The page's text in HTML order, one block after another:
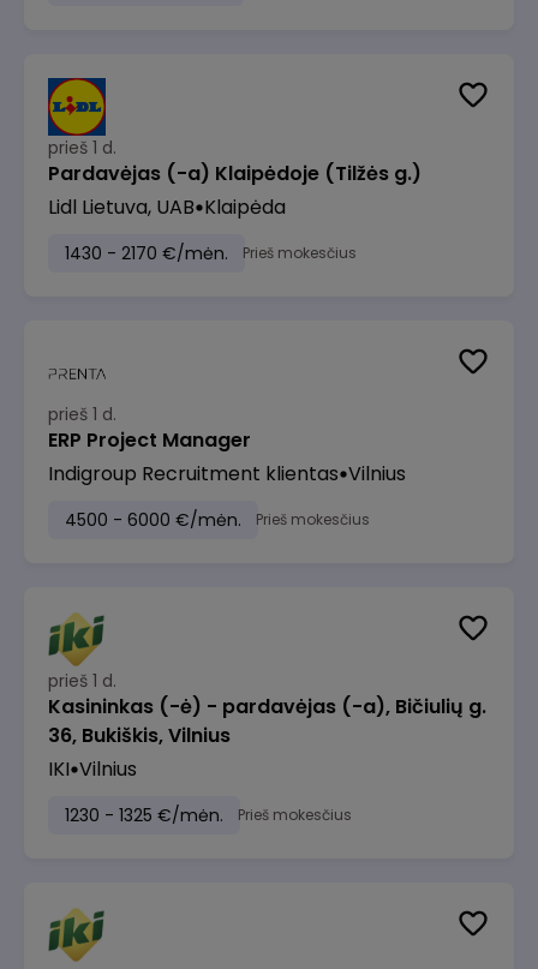
prieš 1 d.
Pardavėjas (-a) Klaipėdoje (Tilžės g.)
Lidl Lietuva, UAB Klaipėda
1430 - 2170 €/mėn. Prieš mokesčius
prieš 1 d.
ERP Project Manager
Indigroup Recruitment klientas Vilnius
4500 - 6000 €/mėn. Prieš mokesčius
prieš 1 d.
Kasininkas (-ė) - pardavėjas (-a), Bičiulių g.
36, Bukiškis, Vilnius
IKI Vilnius
1230 - 1325 €/mėn. Prieš mokesčius